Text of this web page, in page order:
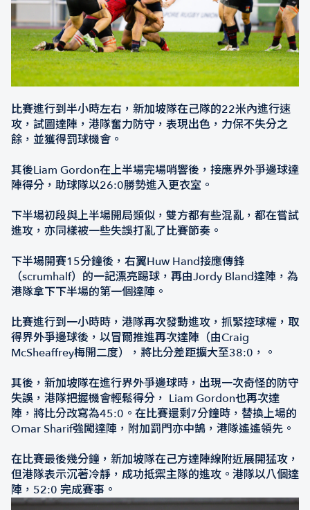
比賽進行到半小時左右，新加坡隊在己隊的22米內進行速
攻，試圖達陣，港隊奮力防守，表現出色，力保不失分之
餘，並獲得罰球機會。
其後Liam Gordon在上半場完場哨響後，接應界外爭邊球達
陣得分，助球隊以26:0勝勢進入更衣室。
下半場初段與上半場開局類似，雙方都有些混亂，都在嘗試
進攻，亦同樣被一些失誤打亂了比賽節奏。
下半場開賽15分鐘後，右翼Huw Hand接應傳鋒
（scrumhalf）的一記漂亮踢球，再由Jordy Bland達陣，為
港隊拿下下半場的第一個達陣。
比賽進行到一小時時，港隊再次發動進攻，抓緊控球權，取
得界外爭邊球後，以冒爾推進再次達陣（由Craig
McSheaffrey梅開二度），將比分差距擴大至38:0，。
其後，新加坡隊在進行界外爭邊球時，出現一次奇怪的防守
失誤，港隊把握機會輕鬆得分， Liam Gordon也再次達
陣，將比分改寫為45:0。在比賽還剩7分鐘時，替換上場的
Omar Sharif強闖達陣，附加罰門亦中鵠，港隊遙遙領先。
在比賽最後幾分鐘，新加坡隊在己方達陣線附近展開猛攻，
但港隊表示沉著冷靜，成功抵禦主隊的進攻。港隊以八個達
陣，52:0 完成賽事。